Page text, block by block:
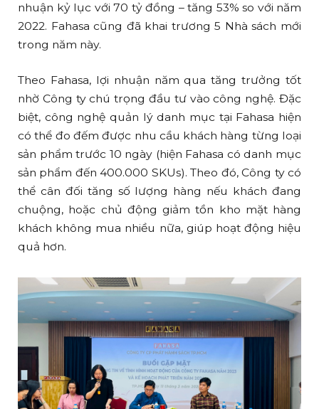
nhuận kỷ lục với 70 tỷ đồng – tăng 53% so với năm
2022. Fahasa cũng đã khai trương 5 Nhà sách mới
trong năm này.
Theo Fahasa, lợi nhuận năm qua tăng trưởng tốt
nhờ Công ty chú trọng đầu tư vào công nghệ. Đặc
biệt, công nghệ quản lý danh mục tại Fahasa hiện
có thể đo đếm được nhu cầu khách hàng từng loại
sản phẩm trước 10 ngày (hiện Fahasa có danh mục
sản phẩm đến 400.000 SKUs). Theo đó, Công ty có
thể cân đối tăng số lượng hàng nếu khách đang
chuộng, hoặc chủ động giảm tồn kho mặt hàng
khách không mua nhiều nữa, giúp hoạt động hiệu
quả hơn.